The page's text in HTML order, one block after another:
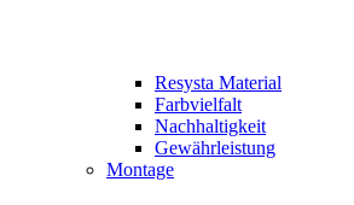
Resysta Material
Farbvielfalt
Nachhaltigkeit
Gewährleistung
Montage